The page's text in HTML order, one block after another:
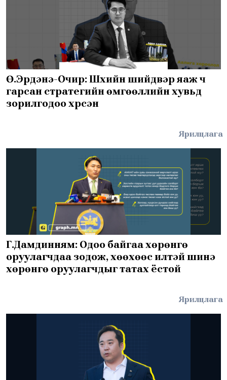
Ө.Эрдэнэ-Очир: Шүүхийн шийдвэр яаж ч
гарсан стратегийн өмгөөллийн хувьд
зорилгодоо хүрсэн
Ярилцлага
Г.Дамдинням: Одоо байгаа хөрөнгө
оруулагчдаа зодож, хөөхөөс илүүтэй шинэ
хөрөнгө оруулагчдыг татах ёстой
Ярилцлага